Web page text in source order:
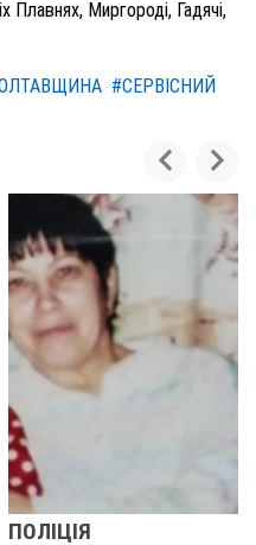
Плавнях, Миргороді, Гадячі,
#СЕРВІСНИЙ